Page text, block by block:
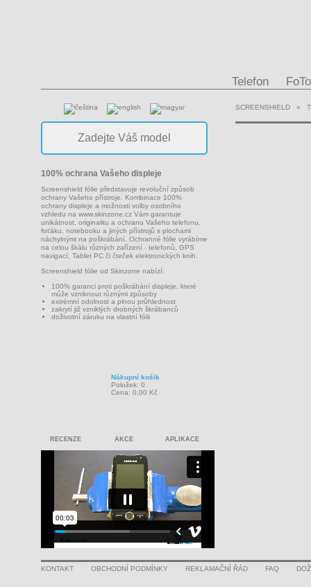
Telefon FoTo
100% ochrana Vašeho displeje
Screenshield fólie představuje revoluční způsob
ochrany Vašeho přístroje. Kombinace 100%
ochrany displeje a možnosti volby osobního
vzhledu na www.skinzone.cz Vám garantuje
unikátnost, originalitu a ochranu Vašeho telefonu,
foťáku, notebooku a jiných přístrojů s plochami
náchylnými na poškrábání. Ochranné fólie vyrábíme
na celou škálu různých zařízení - telefonů, GPS
navigací, Tablet PC či čteček elektronických knih.
Screenshield fólie od Skinzone nabízí:
100% garanci proti poškrábání displeje, které
může vzniknout různými způsoby
extrémní odolnost a plnou průhlednost
zakrytí již vzniklých drobných škrábanců
doživotní záruku na vlastní fólii
Nákupní košík
Položek: 0
Cena: 0,00 Kč
RECENZE AKCE APLIKACE
SCREENSHIELD »
KONTAKT OBCHODNÍ PODMÍNKY REKLAMAČNÍ ŘÁD FAQ